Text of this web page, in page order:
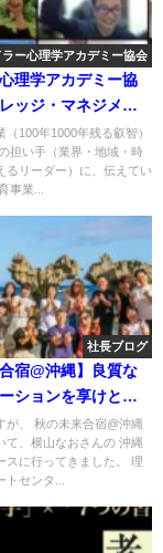
ラー心理学アカデミー協会
心理学アカデミー協
ッジ・マネジメン
6ヶ月プログラムが修了！
（100年1000年残る叡智）
担い手（業界・地域・時
るリーダー）に、伝えてい
事業...
社長ブログ
宿@沖縄】良質な
ションを享けとれ
が、 秋の未来合宿@沖縄
て、横山なおさんの 沖縄
スに行ってきました。 理
トセンタ...